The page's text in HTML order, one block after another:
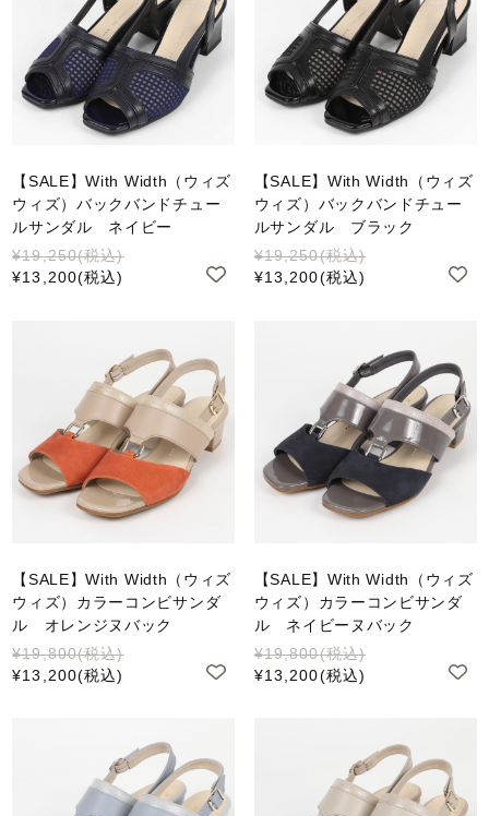
【SALE】With Width（ウィズ
ウィズ）バックバンドチュー
ルサンダル ネイビー
¥19,250(税込)
¥13,200(税込)
【SALE】With Width（ウィズ
ウィズ）バックバンドチュー
ルサンダル ブラック
¥19,250(税込)
¥13,200(税込)
【SALE】With Width（ウィズ
ウィズ）カラーコンビサンダ
ル オレンジヌバック
¥19,800(税込)
¥13,200(税込)
【SALE】With Width（ウィズ
ウィズ）カラーコンビサンダ
ル ネイビーヌバック
¥19,800(税込)
¥13,200(税込)